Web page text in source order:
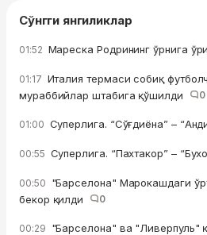
Сўнгги янгиликлар
01:52 Мареска Родрининг ўрнига
01:17 Италия термаси собиқ
мураббийлар штабига қўшилди
0
01:00 Суперлига. “Сўғдиёна” –
00:55 Суперлига. “Пахтакор” –
00:50 "Барселона" Марокашдаги
бекор қилди
0
00:29 "Барселона" ва "Ливерпуль"